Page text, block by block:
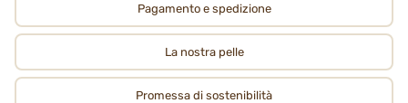
Pagamento e spedizione
La nostra pelle
Promessa di sostenibilità